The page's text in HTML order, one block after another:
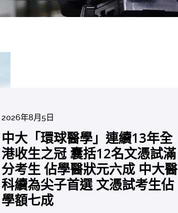
2026年8月5日
中大「環球醫學」連續13年全
港收生之冠 囊括12名文憑試滿
分考生 佔學醫狀元六成 中大醫
科續為尖子首選 文憑試考生佔
學額七成
2026年7月27日
中大成立嶄新 ITECH醫療科技
評估平台 推動健康經濟分析及
價值醫療
中大研發「AI-OCT」系統助測
糖尿黃斑水腫 假陽性轉介個案
銳減六成 縮短患者輪候診症時
間
中大黃秀娟教授獲頒中國工程界
最高榮譽「光華工程科技獎」
成為今屆醫藥衞生領域唯一香港
學者
中大新設「香港中文大學鳳凰獎
學金」嘉許公開試狀元 鼓勵學
醫狀元走出課堂放眼世界 裝備
21世紀妙手仁醫
中大全新一站式PGT-Plus方案
精準辨識傳統檢測中複雜基因異
常「盲點」 降低人工受孕流產
及異常妊娠風險
2026年6月22日
中大發現青光眼治療新靶點 小
鼠實驗證實可恢復七成視力 有
助開創嶄新神經保護療法
2026年6月17日
中大成功拆解肝癌免疫治療耐藥
性機制 揭一種免疫細胞具「除
廢餵食」新功能助癌細胞耐藥性
2026年6月10日
中大與多名全球專家共同牽頭跨
國肺癌研究 逾半晚期ALK陽性
肺癌病人七年無惡化 因特定基
因異常而引起的肺癌有望變成
「慢性病」 患者可與病共存
2026年6月5日
中大教授陳重娥獲頒「清野裕傑
出領袖獎」 成為本港首名學者
榮膺亞洲糖尿病教研最高榮譽
2026年6月2日
中大匯聚逾200位區域專家 探討
私人醫療保險如何推動全民健康
覆蓋
2026年5月19日
中大張源津醫生成首位亞洲研究
員 榮獲國際泌尿科權威獎項
John K. Lattimer 講座獎
2026年5月14日
中大取得「從實驗室到臨床應
用」研究突破 初步證實GLP-1
藥物可改善嚴重中風康復情況